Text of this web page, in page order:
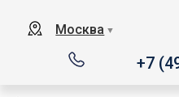
Москва ▼
+7